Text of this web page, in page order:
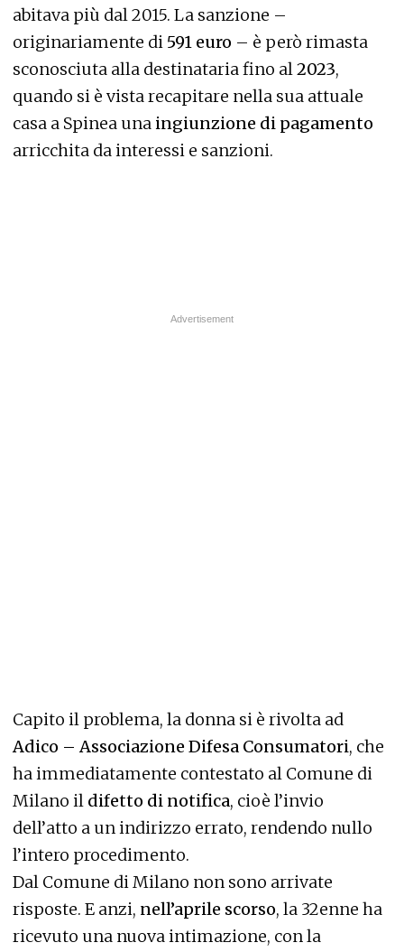
abitava più dal 2015. La sanzione –
originariamente di 591 euro – è però rimasta
sconosciuta alla destinataria fino al2023,
quando si è vista recapitare nella sua attuale
casa a Spinea una ingiunzione di pagamento
arricchita da interessi e sanzioni.
Capito il problema, la donna si è rivolta ad
Adico – Associazione Difesa Consumatori, che
ha immediatamente contestato al Comune di
Milano il difetto di notifica, cioè l’invio
dell’atto a un indirizzo errato, rendendo nullo
l’intero procedimento.
Dal Comune di Milano non sono arrivate
risposte. E anzi, nell’aprile scorso, la 32enne ha
ricevuto una nuova intimazione, con la